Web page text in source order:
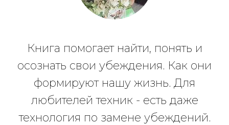
Книга помогает найти, понять и
осознать свои убеждения. Как они
формируют нашу жизнь. Для
любителей техник - есть даже
технология по замене убеждений.